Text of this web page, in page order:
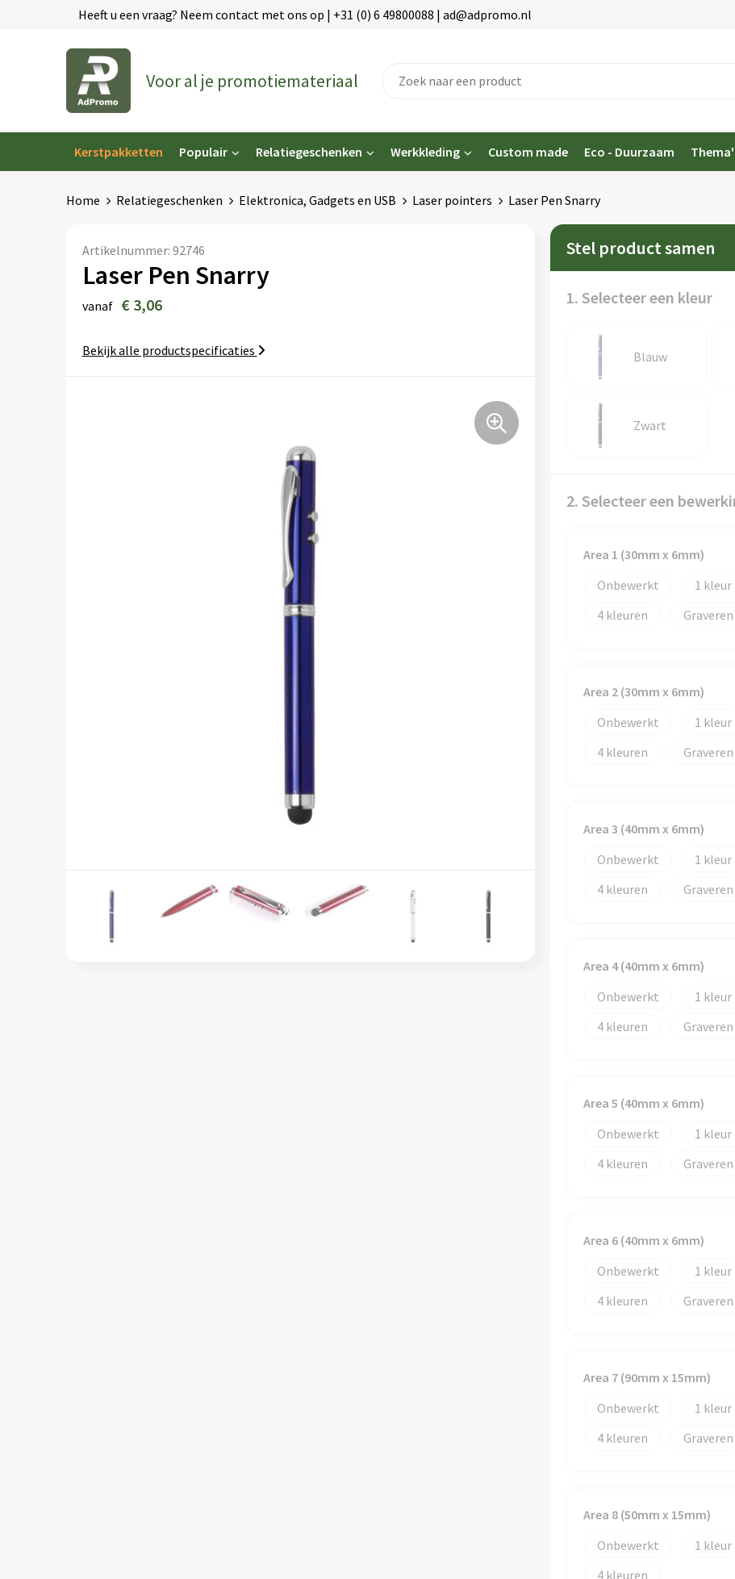
Heeft u een vraag? Neem contact met ons op | +31 (0) 6 49800088 | ad@adpromo.nl
Voor al je promotiemateriaal
Kerstpakketten Populair Relatiegeschenken Werkkleding Custom made Eco - Duurzaam
Home Relatiegeschenken Elektronica, Gadgets en USB Laser pointers Laser Pen Snarry
Artikelnummer: 92746
Laser Pen Snarry
vanaf € 3,06
Bekijk alle productspecificaties
Stel product samen
1. Selecteer een kleur
Blauw
Zwart
2. Selecteer een
Area 1 (30mm x 6mm)
Onbewerkt
1
4
Graveren
Area 2 (30mm x 6mm)
Onbewerkt
1
4
Graveren
Area 3 (40mm x 6mm)
Onbewerkt
1
4
Graveren
Area 4 (40mm x 6mm)
Onbewerkt
1
4
Graveren
Area 5 (40mm x 6mm)
Onbewerkt
1
4
Graveren
Area 6 (40mm x 6mm)
Onbewerkt
1
4
Graveren
Area 7 (90mm x 15mm)
Onbewerkt
1
4
Graveren
Area 8 (50mm x 15mm)
Onbewerkt
1
4